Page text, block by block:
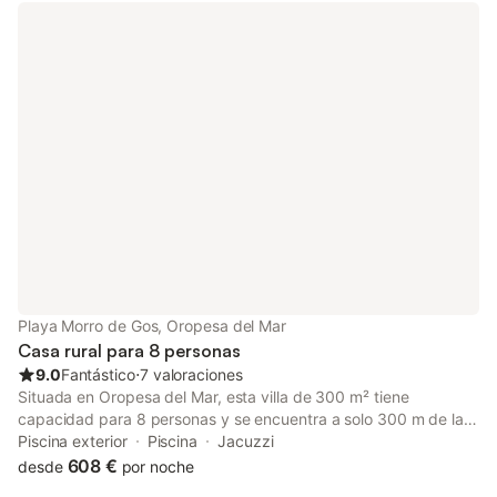
Playa Morro de Gos, Oropesa del Mar
Casa rural para 8 personas
9.0Fantástico⋅7 valoraciones
Situada en Oropesa del Mar, esta villa de 300 m² tiene
capacidad para 8 personas y se encuentra a solo 300 m de la
playa. La propiedad cuenta con una distribución independiente
con 4 dormitorios y 4 baños, ofreciendo un entorno espacioso
Piscina exterior Piscina
Jacuzzi
desde 608 € por noche